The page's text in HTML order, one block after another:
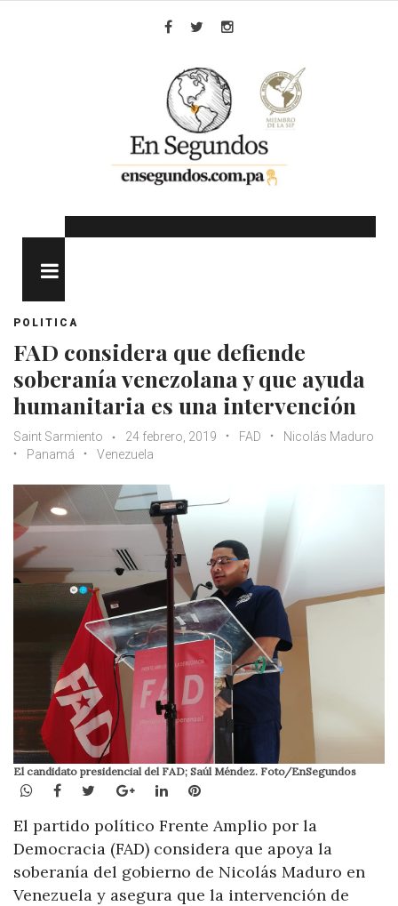
POLITICA
FAD considera que defiende
soberanía venezolana y que ayuda
humanitaria es una intervención
Saint Sarmiento 24 febrero, 2019 FAD
Nicolás Maduro
Panamá
Venezuela
El candidato presidencial del FAD; Saúl Méndez. Foto/EnSegundos
WhatsApp
Facebook
TwitterGoogle+LinkedInPinterest
El partido político Frente Amplio por la
Democracia (FAD) considera que apoya la
soberanía del gobierno de Nicolás Maduro en
Venezuela y asegura que la intervención de